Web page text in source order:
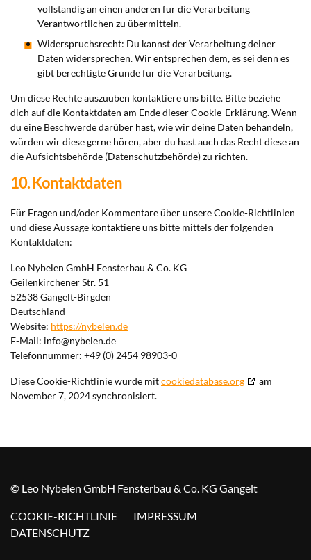
vollständig an einen anderen für die Verarbeitung
Verantwortlichen zu übermitteln.
Widerspruchsrecht: Du kannst der Verarbeitung deiner
Daten widersprechen. Wir entsprechen dem, es sei denn es
gibt berechtigte Gründe für die Verarbeitung.
Um diese Rechte auszuüben kontaktiere uns bitte. Bitte beziehe
dich auf die Kontaktdaten am Ende dieser Cookie-Erklärung. Wenn
du eine Beschwerde darüber hast, wie wir deine Daten behandeln,
würden wir diese gerne hören, aber du hast auch das Recht diese an
die Aufsichtsbehörde (Datenschutzbehörde) zu richten.
10. Kontaktdaten
Für Fragen und/oder Kommentare über unsere Cookie-Richtlinien
und diese Aussage kontaktiere uns bitte mittels der folgenden
Kontaktdaten:
Leo Nybelen GmbH Fensterbau & Co. KG
Geilenkirchener Str. 51
52538 Gangelt-Birgden
Deutschland
Website: https://nybelen.de
E-Mail: info@nybelen.de
Telefonnummer: +49 (0) 2454 98903-0
Diese Cookie-Richtlinie wurde mitcookiedatabase.org
am
November 7, 2024 synchronisiert.
© Leo Nybelen GmbH Fensterbau & Co. KG Gangelt
COOKIE-RICHTLINIE
IMPRESSUM
DATENSCHUTZ